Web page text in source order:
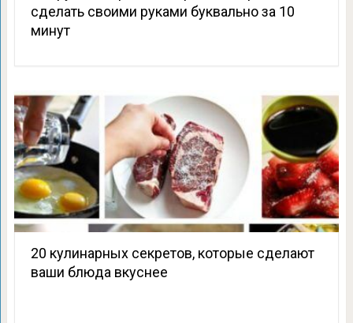
сделать своими руками буквально за 10
минут
20 кулинарных секретов, которые сделают
ваши блюда вкуснее